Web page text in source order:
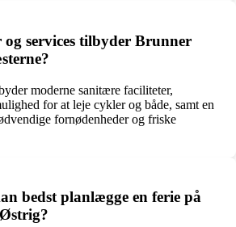
services tilbyder Brunner
moderne sanitære faciliteter,
for at leje cykler og både, samt en
fornødenheder og friske
bedst planlægge en ferie på